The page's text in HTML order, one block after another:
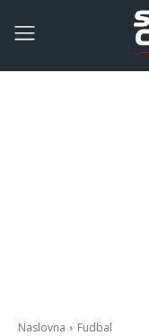
Naslovna Fudbal